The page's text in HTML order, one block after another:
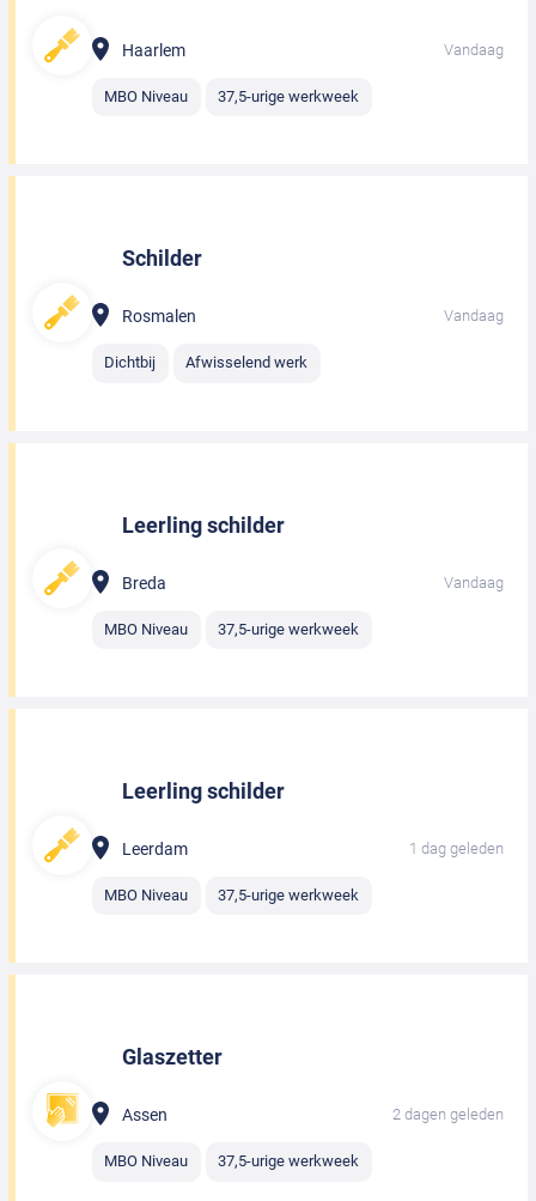
Haarlem Vandaag
MBO Niveau 37,5-urige werkweek
Schilder
Rosmalen Vandaag
Dichtbij Afwisselend werk
Leerling schilder
Breda Vandaag
MBO Niveau 37,5-urige werkweek
Leerling schilder
Leerdam 1 dag geleden
MBO Niveau 37,5-urige werkweek
Glaszetter
Assen 2 dagen geleden
MBO Niveau 37,5-urige werkweek